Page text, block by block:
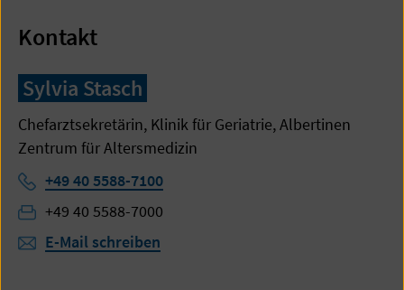
Kontakt
Sylvia Stasch
Chefarztsekretärin, Klinik für Geriatrie, Albertinen
Zentrum für Altersmedizin
Telefon:
+49 40 5588-7100
Fax:
+49 40 5588-7000
E-Mail schreiben